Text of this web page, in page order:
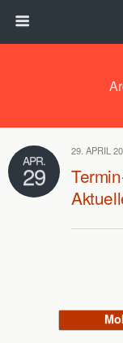
APR.
29
29. APRIL